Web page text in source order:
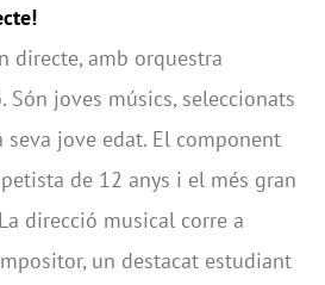
directe, amb orquestra
Són joves músics, seleccionats
jove edat. El component
de 12 anys i el més gran
direcció musical corre a
un destacat estudiant